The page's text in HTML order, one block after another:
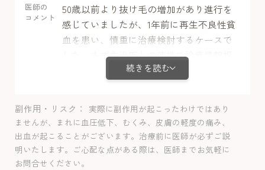
医師の
コメント
50歳以前より抜け毛の増加があり進行を
感じていましたが、1年前に再生不良性貧
血を患い、慎重に治療検討するケースで
した。まず主治医との連携で診療情報提
供書をお渡しして情報共有と許可を頂き
ため注射治療については消毒をより徹底
して感染をできる限り防ぐように努めま
した。経過は良好であり、症状気になら
なくなりご満足のお声をいただきまし
続きを読む
副作用・リスク
実際に副作用が起こったわけではあり
ませんが、まれに血圧低下、むくみ、皮膚の軽度の痛み、
出血が起こることがございます。治療前に医師が必ずご説
明いたします。ご心配な点がある際は、医師までお気軽に
お問合せください。